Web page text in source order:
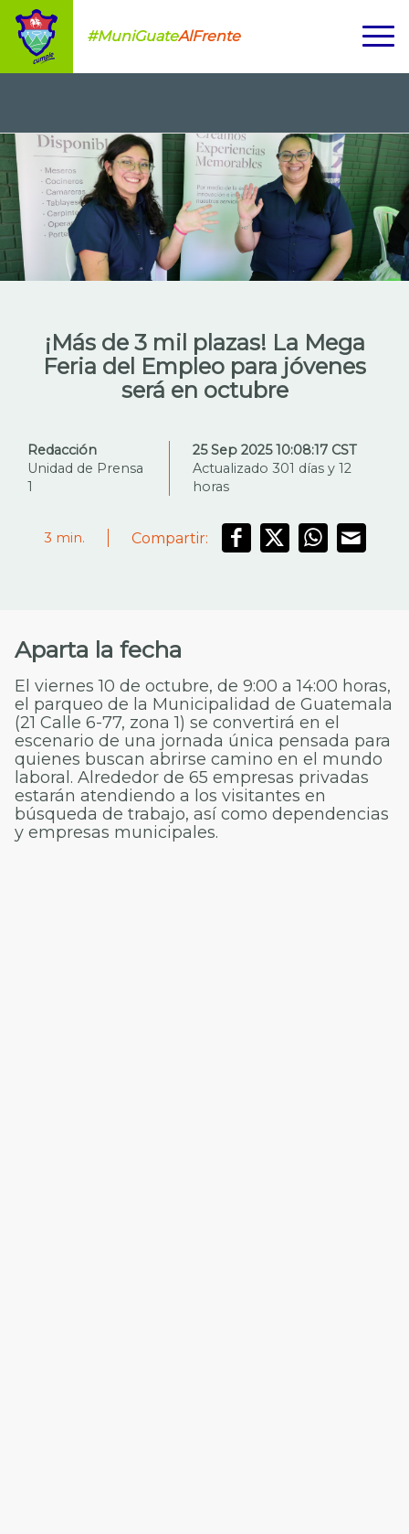
#MuniGuateAlFrente
¡Más de 3 mil plazas! La Mega
Feria del Empleo para jóvenes
será en octubre
Redacción
Unidad de Prensa
1
25 Sep 2025 10:08:17 CST
Actualizado 301 días y 12
horas
3 min. Compartir:
Aparta la fecha
El viernes 10 de octubre, de 9:00 a 14:00 horas,
el parqueo de la Municipalidad de Guatemala
(21 Calle 6-77, zona 1) se convertirá en el
escenario de una jornada única pensada para
quienes buscan abrirse camino en el mundo
laboral. Alrededor de 65 empresas privadas
estarán atendiendo a los visitantes en
búsqueda de trabajo, así como dependencias
y empresas municipales.